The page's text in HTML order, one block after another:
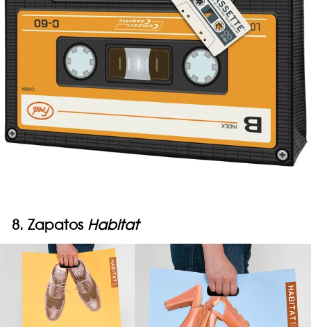
8. Zapatos Habitat